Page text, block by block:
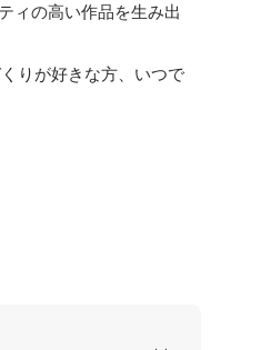
ィの高い作品を生み出
りが好きな方、いつで